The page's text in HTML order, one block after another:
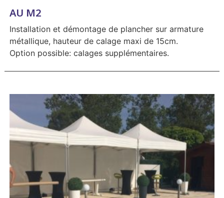
AU M2
Installation et démontage de plancher sur armature
métallique, hauteur de calage maxi de 15cm.
Option possible: calages supplémentaires.